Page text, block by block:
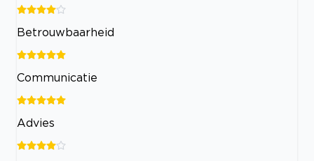
Betrouwbaarheid
Communicatie
Advies